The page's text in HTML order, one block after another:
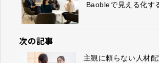
Baobleで見える化す
次の記事
主観に頼らない人材